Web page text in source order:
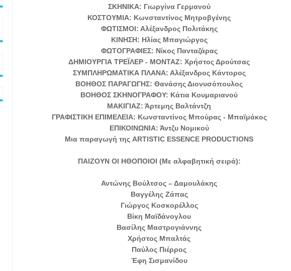
ΣΚΗΝΙΚΑ: Γιωργίνα Γερμανού
ΚΟΣΤΟΥΜΙΑ: Κωνσταντίνος Μητροβγένης
ΦΩΤΙΣΜΟΙ: Αλέξανδρος Πολιτάκης
ΚΙΝΗΣΗ: Ηλίας Μπαγιώργος
ΦΩΤΟΓΡΑΦΙΕΣ: Νίκος Πανταζάρας
ΔΗΜΙΟΥΡΓΙΑ ΤΡΕΪΛΕΡ - ΜΟΝΤΑΖ: Χρήστος Δρούτσας
ΣΥΜΠΛΗΡΩΜΑΤΙΚΑ ΠΛΑΝΑ: Αλέξανδρος Κάντορος
ΒΟΗΘΟΣ ΠΑΡΑΓΩΓΗΣ: Θανάσης Διονυσόπουλος
ΒΟΗΘΟΣ ΣΚΗΝΟΓΡΑΦΟΥ: Κάτια Κουμαριανού
ΜΑΚΙΓΙΑΖ: Άρτεμης Βαλτάντζη
ΓΡΑΦΙΣΤΙΚΗ ΕΠΙΜΕΛΕΙΑ: Κωνσταντίνος Μπούρας - Μπαϊμάκος
ΕΠΙΚΟΙΝΩΝΙΑ: Άντζυ Νομικού
Μια παραγωγή της ARTISTIC ESSENCE PRODUCTIONS
ΠΑΙΖΟΥΝ ΟΙ ΗΘΟΠΟΙΟΙ (Με αλφαβητική σειρά):
Αντώνης Βούλτσος – Δαμουλάκης
Βαγγέλης Ζάπας
Γιώργος Κοσκορέλλος
Βίκη Μαϊδάνογλου
Βασίλης Μαστρογιάννης
Χρήστος Μπαλτάς
Παύλος Πιέρρος
Έφη Σισμανίδου